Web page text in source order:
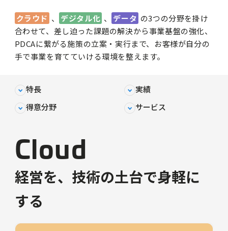
クラウド 、 デジタル化 、 データ の3つの分野を掛け
合わせて、差し迫った課題の解決から事業基盤の強化、
PDCAに繋がる施策の立案・実行まで、お客様が自分の
手で事業を育てていける環境を整えます。
特長
実績
得意分野
サービス
Cloud
経営を、技術の土台で身軽に
する